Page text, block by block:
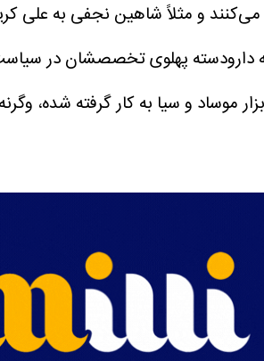
و مثلاً شاهین نجفی به علی
پهلوی تخصصشان در
و سیا به کار گرفته شده،